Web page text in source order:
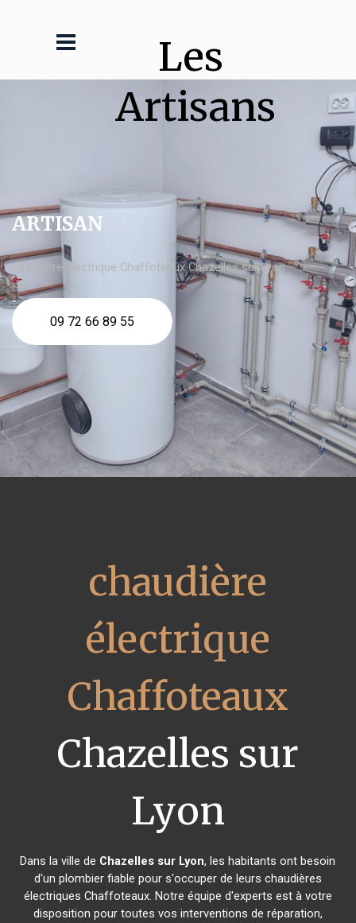
Les
Artisans
ARTISAN
chaudière électrique Chaffoteaux Chazelles sur Lyon
09 72 66 89 55
chaudière
électrique
Chaffoteaux
Chazelles sur
Lyon
Dans la ville de Chazelles sur Lyon, les habitants ont besoin
d'un plombier fiable pour s'occuper de leurs chaudières
électriques Chaffoteaux. Notre équipe d'experts est à votre
disposition pour toutes vos interventions de réparation,